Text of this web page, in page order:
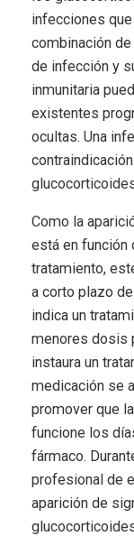
infecciones
combinación
de infección y
inmunitaria
existentes
ocultas. Una
Como la
está en función
tratamiento,
a corto plazo
indica un
menores dosis
instaura un
medicación se
promover que
funcione los
fármaco.
profesional de
aparición de